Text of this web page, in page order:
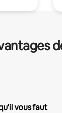
vous faut